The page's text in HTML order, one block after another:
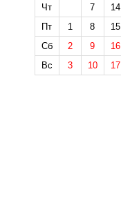
Чт
7 14
Пт
1 8 15
Сб
2 9 16
Вс
3 10 17